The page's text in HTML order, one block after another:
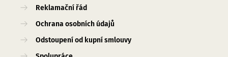
Reklamační řád
Ochrana osobních údajů
Odstoupení od kupní smlouvy